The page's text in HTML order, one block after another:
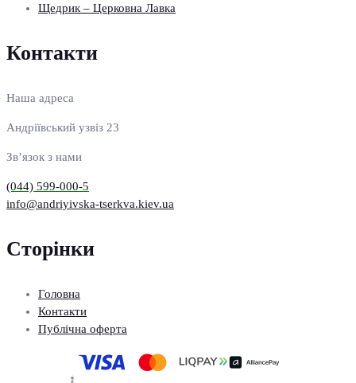
Щедрик – Церковна Лавка
Контакти
Наша адреса
Андріївський узвіз 23
Зв’язок з нами
(044) 599-000-5
info@andriyivska-tserkva.kiev.ua
Сторінки
Головна
Контакти
Публічна оферта